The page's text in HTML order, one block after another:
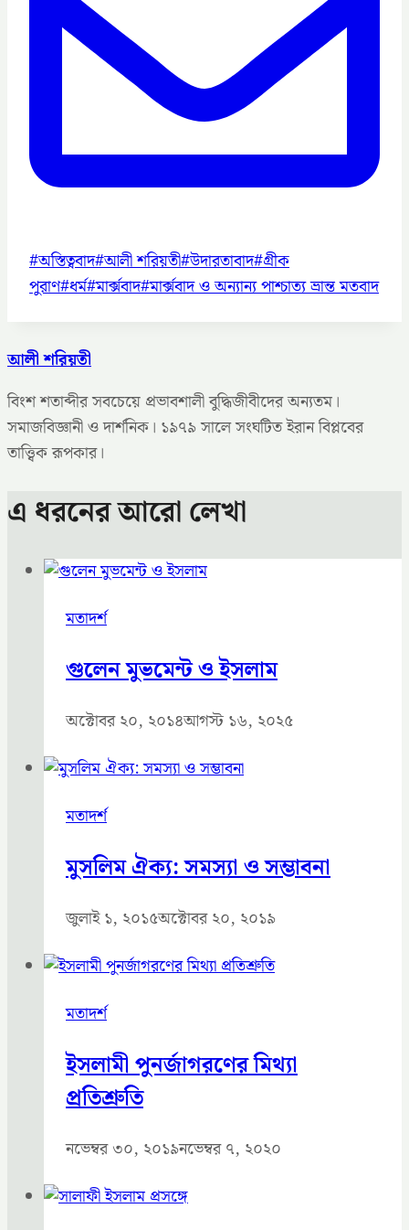
Post
Tags:
#অস্তিত্ববাদ#আলী শরিয়তী#উদারতাবাদ#গ্রীক
পুরাণ#ধর্ম#মার্ক্সবাদ#মার্ক্সবাদ ও অন্যান্য পাশ্চাত্য ভ্রান্ত মতবাদ
আলী শরিয়তী
বিংশ শতাব্দীর সবচেয়ে প্রভাবশালী বুদ্ধিজীবীদের অন্যতম।
সমাজবিজ্ঞানী ও দার্শনিক। ১৯৭৯ সালে সংঘটিত ইরান বিপ্লবের
তাত্ত্বিক রূপকার।
এ ধরনের আরো লেখা
মতাদর্শ
গুলেন মুভমেন্ট ও ইসলাম
অক্টোবর ২০, ২০১৪আগস্ট ১৬, ২০২৫
মতাদর্শ
মুসলিম ঐক্য: সমস্যা ও সম্ভাবনা
জুলাই ১, ২০১৫অক্টোবর ২০, ২০১৯
মতাদর্শ
ইসলামী পুনর্জাগরণের মিথ্যা
প্রতিশ্রুতি
নভেম্বর ৩০, ২০১৯নভেম্বর ৭, ২০২০